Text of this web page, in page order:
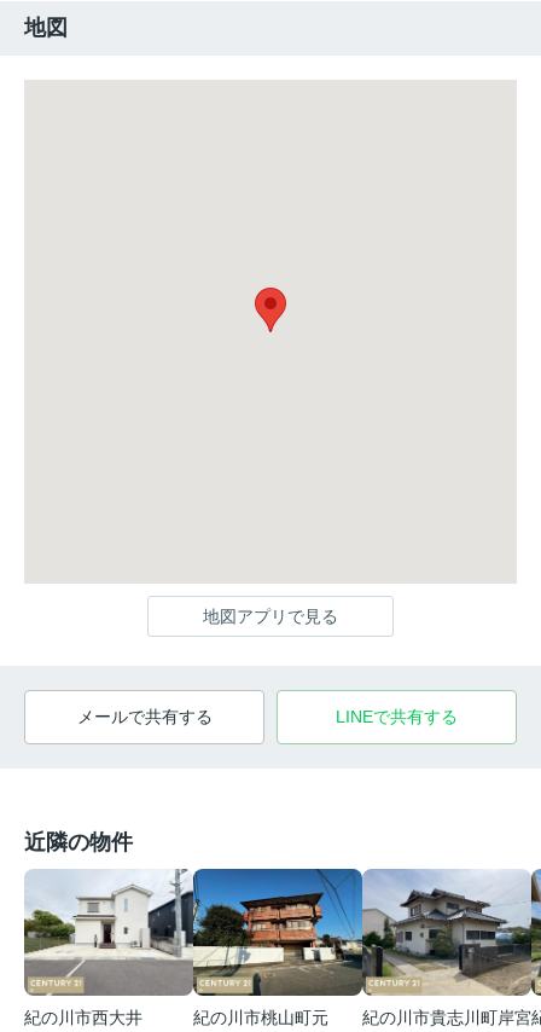
地図
地図アプリで見る
メールで共有する LINEで共有する
近隣の物件
紀の川市西大井
紀の川市桃山町元
紀の川市貴志川町岸宮